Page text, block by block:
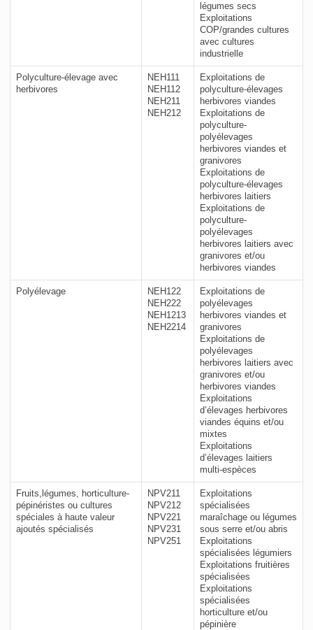
légumes secs
Exploitations
COP/grandes cultures
avec cultures
industrielle
Polyculture-élevage avec
herbivores
NEH111
NEH112
NEH211
NEH212
Exploitations de
polyculture-élevages
herbivores viandes
Exploitations de
polyculture-
polyélevages
herbivores viandes et
granivores
Exploitations de
polyculture-élevages
herbivores laitiers
Exploitations de
polyculture-
polyélevages
herbivores laitiers avec
granivores et/ou
herbivores viandes
Polyélevage
NEH122
NEH222
NEH1213
NEH2214
Exploitations de
polyélevages
herbivores viandes et
granivores
Exploitations de
polyélevages
herbivores laitiers avec
granivores et/ou
herbivores viandes
Exploitations
d’élevages herbivores
viandes équins et/ou
mixtes
Exploitations
d’élevages laitiers
multi-espèces
Fruits,légumes, horticulture-
pépinéristes ou cultures
spéciales à haute valeur
ajoutés spécialisés
NPV211
NPV212
NPV221
NPV231
NPV251
Exploitations
spécialisées
maraîchage ou légumes
sous serre et/ou abris
Exploitations
spécialisées légumiers
Exploitations fruitières
spécialisées
Exploitations
spécialisées
horticulture et/ou
pépinière